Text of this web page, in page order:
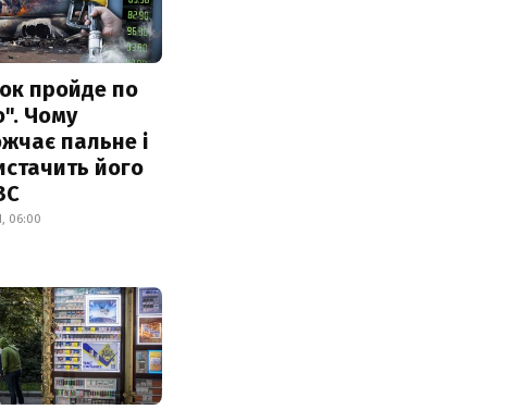
пройде по
Чому
пальне і
його
06:00